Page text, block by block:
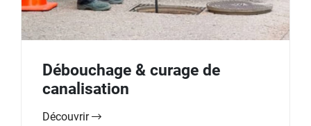
Débouchage & curage de
canalisation
Découvrir